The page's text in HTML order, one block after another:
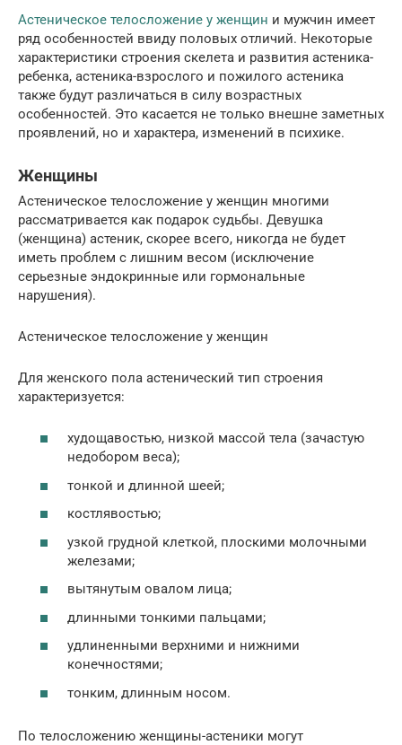
Астеническое телосложение у женщин и мужчин имеет
ряд особенностей ввиду половых отличий. Некоторые
характеристики строения скелета и развития астеника-
ребенка, астеника-взрослого и пожилого астеника
также будут различаться в силу возрастных
особенностей. Это касается не только внешне заметных
проявлений, но и характера, изменений в психике.
Женщины
Астеническое телосложение у женщин многими
рассматривается как подарок судьбы. Девушка
(женщина) астеник, скорее всего, никогда не будет
иметь проблем с лишним весом (исключение
серьезные эндокринные или гормональные
нарушения).
Астеническое телосложение у женщин
Для женского пола астенический тип строения
характеризуется:
худощавостью, низкой массой тела (зачастую
недобором веса);
тонкой и длинной шеей;
костлявостью;
узкой грудной клеткой, плоскими молочными
железами;
вытянутым овалом лица;
длинными тонкими пальцами;
удлиненными верхними и нижними
конечностями;
тонким, длинным носом.
По телосложению женщины-астеники могут